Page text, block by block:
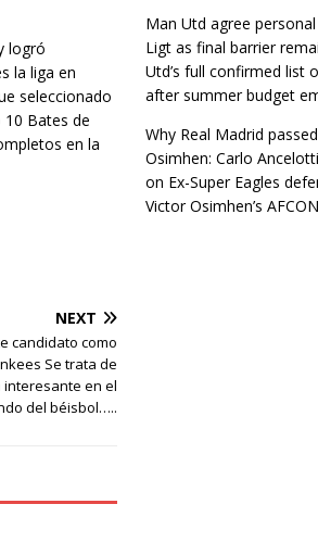
logró
la liga en
seleccionado
10 Bates de
en la
NEXT
candidato como
Se trata de
en el
del béisbol…..
Man Utd agree
Ligt as final barrier
Utd’s full confirmed list
after summer budget
Why Real Madrid
Osimhen: Carlo
on Ex-Super Eagles
Victor Osimhen’s